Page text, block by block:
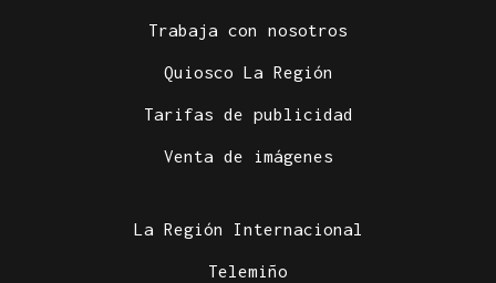
Trabaja con nosotros
Quiosco La Región
Tarifas de publicidad
Venta de imágenes
La Región Internacional
Telemiño